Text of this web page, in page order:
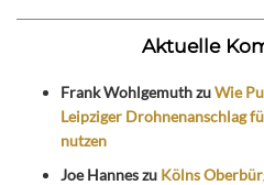
Aktuelle
Frank WohlgemuthzuWie
Leipziger Drohnenanschlag
nutzen
Joe Hanneszu Kölns